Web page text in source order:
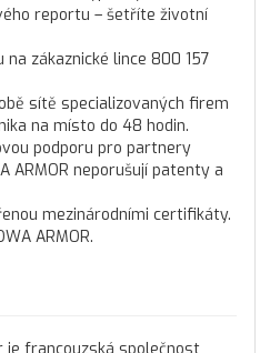
reportu – šetříte životní
na zákaznické lince 800 157
sítě specializovaných firem
na místo do 48 hodin.
podporu pro partnery
ARMOR neporušují patenty a
mezinárodními certifikáty.
ARMOR.